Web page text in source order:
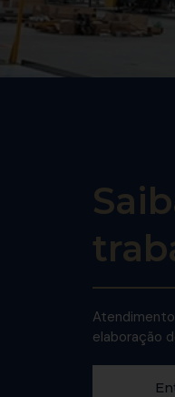
elaboração